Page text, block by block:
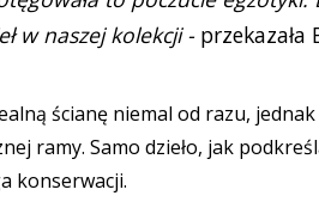
w naszej kolekcji - przekazała
ścianę niemal od razu,
ramy. Samo dzieło, jak
konserwacji.